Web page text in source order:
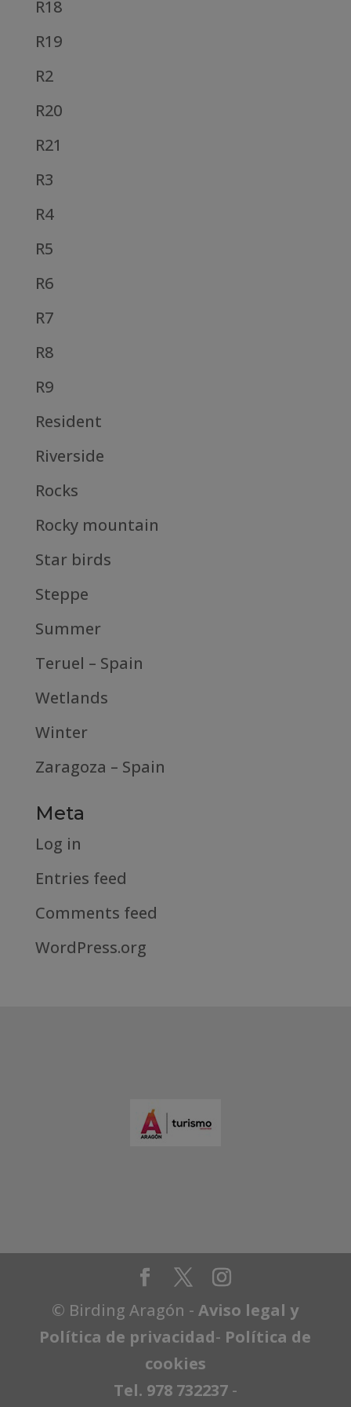
R18
R19
R2
R20
R21
R3
R4
R5
R6
R7
R8
R9
Resident
Riverside
Rocks
Rocky mountain
Star birds
Steppe
Summer
Teruel – Spain
Wetlands
Winter
Zaragoza – Spain
Meta
Log in
Entries feed
Comments feed
WordPress.org
© Birding Aragón -Aviso legal y
Política de privacidad- Política de
cookies
Tel. 978 732237 -